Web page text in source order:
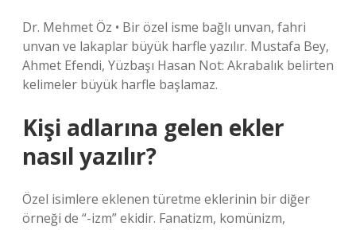
Dr. Mehmet Öz • Bir özel isme bağlı unvan, fahri
unvan ve lakaplar büyük harfle yazılır. Mustafa Bey,
Ahmet Efendi, Yüzbaşı Hasan Not: Akrabalık belirten
kelimeler büyük harfle başlamaz.
Kişi adlarına gelen ekler
nasıl yazılır?
Özel isimlere eklenen türetme eklerinin bir diğer
örneği de “-izm” ekidir. Fanatizm, komünizm,